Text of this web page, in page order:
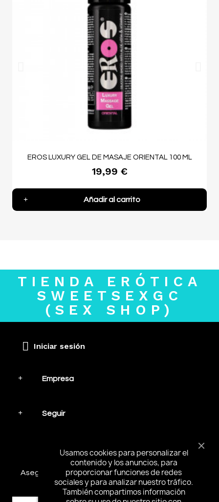
EROS LUXURY GEL DE MASAJE ORIENTAL 100 ML
19,99 €
Añadir al carrito
TIENDA ERÓTICA
SWEETSEXGC
(SEX SHOP)
Iniciar sesión
Empresa
Seguir
Mantente en contacto
Asegúrese de suscribirse y recibir las noticias más
interesantes y ofertas especiales.
Usamos cookies para personalizar el
contenido y los anuncios, para
proporcionar funciones de redes
sociales y para analizar nuestro tráfico.
También compartimos información